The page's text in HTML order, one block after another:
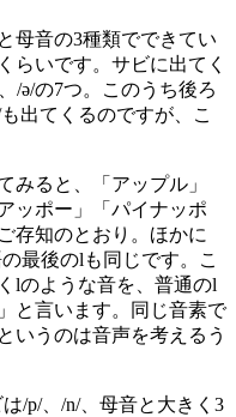
母音の3種類でできてい
らいです。サビに出てく
/ə/の7つ。このうち後ろ
出てくるのですが、こ
みると、「アップル」
ッポー」「パイナッポ
存知のとおり。ほかに
最後のlも同じです。こ
lのような音を、普通のl
と言います。同じ音素で
いうのは音声を考えるう
/p/、/n/、母音と大きく3